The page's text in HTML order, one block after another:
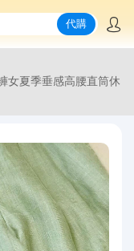
代購
女夏季垂感高腰直筒休